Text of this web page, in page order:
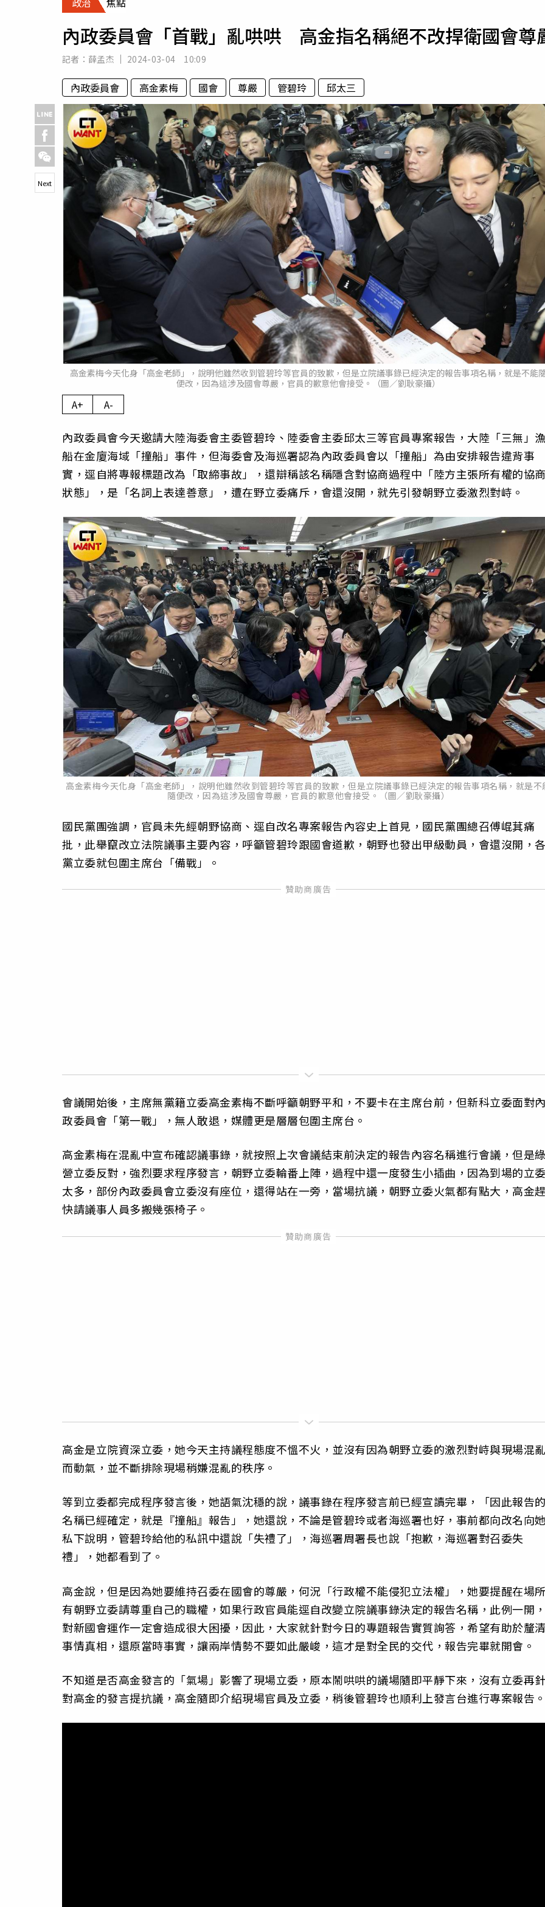
專欄
房產新勢力
運勢
內政委員會「首戰」亂哄哄 高金指名稱絕不改捍衛國會尊
記者： 薛孟杰 2024-03-04 10:09
內政委員會 高金素梅 國會 尊嚴 管碧玲 邱太三
高金素梅今天化身「高金老師」，說明他雖然收到管碧玲等官員的致歉，但是立院議事錄已經決定的報告事項名稱，就是不能
便改，因為這涉及國會尊嚴，官員的歉意他會接受。（圖／劉耿豪攝）
Next
A+ A-
內政委員會今天邀請大陸海委會主委管碧玲、陸委會主委邱太三等官員專案報告，大陸「三無」
船在金廈海域「撞船」事件，但海委會及海巡署認為內政委員會以「撞船」為由安排報告違背事
實，逕自將專報標題改為「取締事故」，還辯稱該名稱隱含對協商過程中「陸方主張所有權的協
狀態」，是「名詞上表達善意」，遭在野立委痛斥，會還沒開，就先引發朝野立委激烈對峙。
高金素梅今天化身「高金老師」，說明他雖然收到管碧玲等官員的致歉，但是立院議事錄已經決定的報告事項名稱，就是不
隨便改，因為這涉及國會尊嚴，官員的歉意他會接受。（圖／劉耿豪攝）
國民黨團強調，官員未先經朝野協商、逕自改名專案報告內容史上首見，國民黨團總召傅崐萁痛
批，此舉竄改立法院議事主要內容，呼籲管碧玲跟國會道歉，朝野也發出甲級動員，會還沒開，
黨立委就包圍主席台「備戰」。
會議開始後，主席無黨籍立委高金素梅不斷呼籲朝野平和，不要卡在主席台前，但新科立委面對
政委員會「第一戰」，無人敢退，媒體更是層層包圍主席台。
高金素梅在混亂中宣布確認議事錄，就按照上次會議結束前決定的報告內容名稱進行會議，但是
營立委反對，強烈要求程序發言，朝野立委輪番上陣，過程中還一度發生小插曲，因為到場的立
太多，部份內政委員會立委沒有座位，還得站在一旁，當場抗議，朝野立委火氣都有點大，高金
快請議事人員多搬幾張椅子。
高金是立院資深立委，她今天主持議程態度不慍不火，並沒有因為朝野立委的激烈對峙與現場混
而動氣，並不斷排除現場稍嫌混亂的秩序。
等到立委都完成程序發言後，她語氣沈穩的說，議事錄在程序發言前已經宣讀完畢，「因此報告
名稱已經確定，就是『撞船』報告」，她還說，不論是管碧玲或者海巡署也好，事前都向改名向
私下說明，管碧玲給他的私訊中還說「失禮了」，海巡署周署長也說「抱歉，海巡署對召委失
禮」，她都看到了。
高金說，但是因為她要維持召委在國會的尊嚴，何況「行政權不能侵犯立法權」，她要提醒在場
有朝野立委請尊重自己的職權，如果行政官員能逕自改變立院議事錄決定的報告名稱，此例一開
對新國會運作一定會造成很大困擾，因此，大家就針對今日的專題報告實質詢答，希望有助於釐
事情真相，還原當時事實，讓兩岸情勢不要如此嚴峻，這才是對全民的交代，報告完畢就開會。
不知道是否高金發言的「氣場」影響了現場立委，原本鬧哄哄的議場隨即平靜下來，沒有立委再
對高金的發言提抗議，高金隨即介紹現場官員及立委，稍後管碧玲也順利上發言台進行專案報告